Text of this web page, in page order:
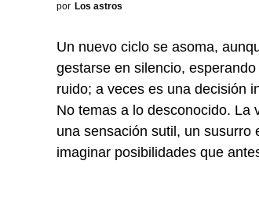
por Los astros
Un nuevo ciclo se asoma,
gestarse en silencio,
ruido; a veces es una decisión
No temas a lo desconocido. La
una sensación sutil, un susurro
imaginar posibilidades que